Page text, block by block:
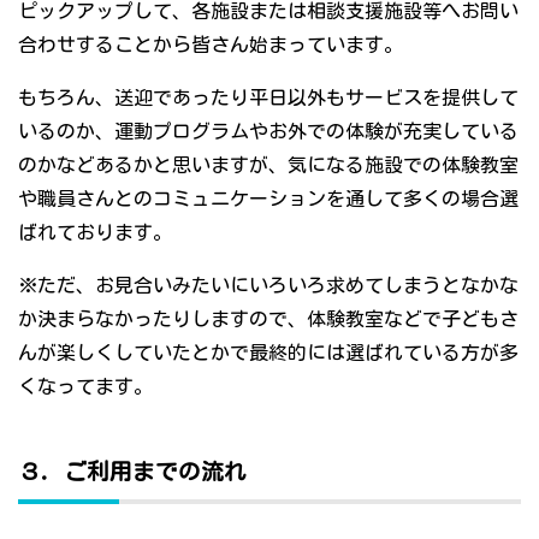
ピックアップして、各施設または相談支援施設等へお問い
合わせすることから皆さん始まっています。
もちろん、送迎であったり平日以外もサービスを提供して
いるのか、運動プログラムやお外での体験が充実している
のかなどあるかと思いますが、気になる施設での体験教室
や職員さんとのコミュニケーションを通して多くの場合選
ばれております。
※ただ、お見合いみたいにいろいろ求めてしまうとなかな
か決まらなかったりしますので、体験教室などで子どもさ
んが楽しくしていたとかで最終的には選ばれている方が多
くなってます。
３．ご利用までの流れ